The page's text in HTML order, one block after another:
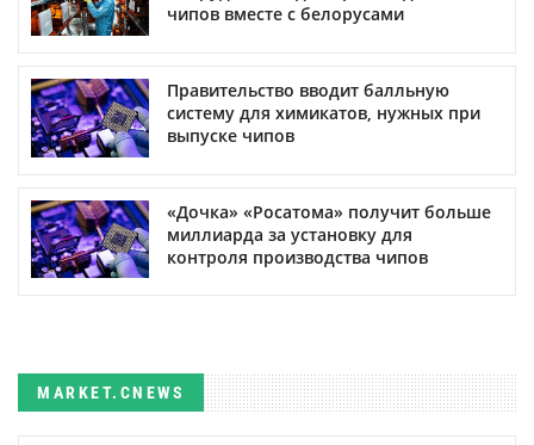
чипов вместе с белорусами
Правительство вводит балльную
систему для химикатов, нужных при
выпуске чипов
«Дочка» «Росатома» получит больше
миллиарда за установку для
контроля производства чипов
MARKET.CNEWS